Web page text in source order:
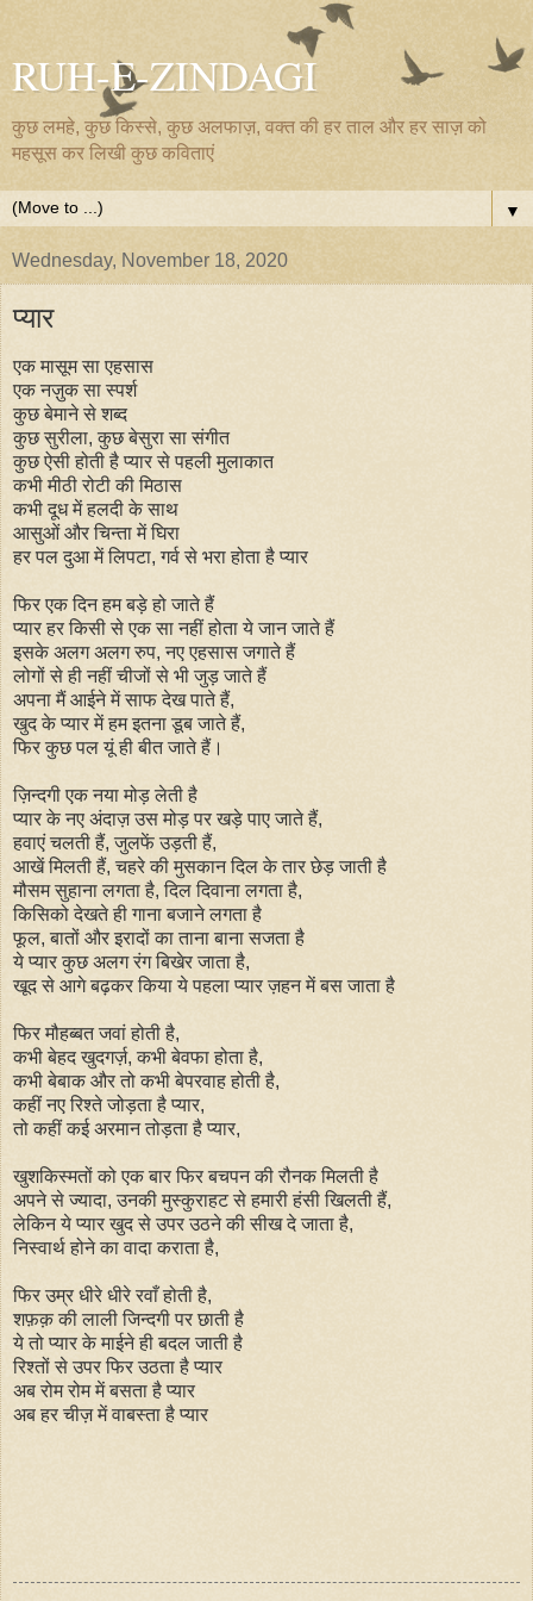
RUH-E-ZINDAGI
कुछ लमहे, कुछ किस्से, कुछ अलफाज़, वक्त की हर ताल और हर साज़ को
महसूस कर लिखी कुछ कविताएं
▼
Wednesday, November 18, 2020
प्यार
एक मासूम सा एहसास
एक नज़ुक सा स्पर्श
कुछ बेमाने से शब्द
कुछ सुरीला, कुछ बेसुरा सा संगीत
कुछ ऐसी होती है प्यार से पहली मुलाकात
कभी मीठी रोटी की मिठास
कभी दूध में हलदी के साथ
आसुओं और चिन्ता में घिरा
हर पल दुआ में लिपटा, गर्व से भरा होता है प्यार
फिर एक दिन हम बड़े हो जाते हैं
प्यार हर किसी से एक सा नहीं होता ये जान जाते हैं
इसके अलग अलग रुप, नए एहसास जगाते हैं
लोगों से ही नहीं चीजों से भी जुड़ जाते हैं
अपना मैं आईने में साफ देख पाते हैं,
खुद के प्यार में हम इतना डूब जाते हैं,
फिर कुछ पल यूं ही बीत जाते हैं।
ज़िन्दगी एक नया मोड़ लेती है
प्यार के नए अंदाज़ उस मोड़ पर खड़े पाए जाते हैं,
हवाएं चलती हैं, जुलफें उड़ती हैं,
आखें मिलती हैं, चहरे की मुसकान दिल के तार छेड़ जाती है
मौसम सुहाना लगता है, दिल दिवाना लगता है,
किसिको देखते ही गाना बजाने लगता है
फूल, बातों और इरादों का ताना बाना सजता है
ये प्यार कुछ अलग रंग बिखेर जाता है,
खूद से आगे बढ़कर किया ये पहला प्यार ज़हन में बस जाता है
फिर मौहब्बत जवां होती है,
कभी बेहद खुदगर्ज़, कभी बेवफा होता है,
कभी बेबाक और तो कभी बेपरवाह होती है,
कहीं नए रिश्ते जोड़ता है प्यार,
तो कहीं कई अरमान तोड़ता है प्यार,
खुशकिस्मतों को एक बार फिर बचपन की रौनक मिलती है
अपने से ज्यादा, उनकी मुस्कुराहट से हमारी हंसी खिलती हैं,
लेकिन ये प्यार खुद से उपर उठने की सीख दे जाता है,
निस्वार्थ होने का वादा कराता है,
फिर उम्र धीरे धीरे रवाँ होती है,
शफ़क़ की लाली जिन्दगी पर छाती है
ये तो प्यार के माईने ही बदल जाती है
रिश्तों से उपर फिर उठता है प्यार
अब रोम रोम में बसता है प्यार
अब हर चीज़ में वाबस्ता है प्यार